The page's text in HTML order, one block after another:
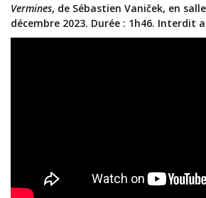
Vermines, de Sébastien Vaniček, en
décembre 2023. Durée : 1h46. Interdit